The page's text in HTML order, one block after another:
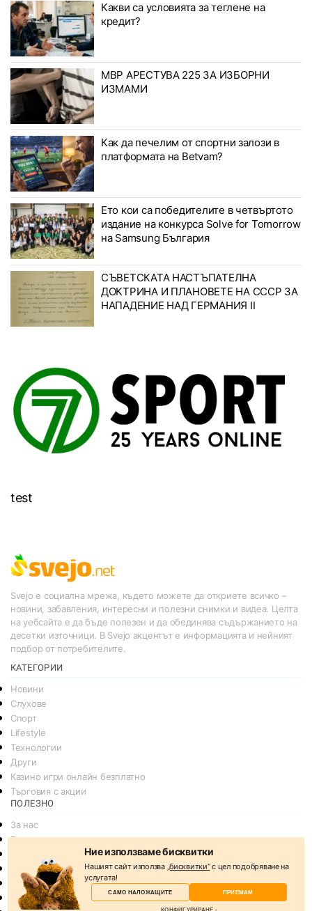
Какви са условията за теглене на
кредит?
МВР АРЕСТУВА 225 ЗА ИЗБОРНИ
ИЗМАМИ
Как да печелим от спортни залози в
платформата на Betvam?
Ето кои са победителите в четвъртото
издание на конкурса Solve for Tomorrow
на Samsung България
СЪВЕТСКАТА НАСТЪПАТЕЛНА
ДОКТРИНА И ПЛАНОВЕТЕ НА СССР ЗА
НАПАДЕНИЕ НАД ГЕРМАНИЯ II
test
Svejo е социална мрежа, където можете да откриете всичко –
новини, забавления, интересни и полезни снимки и видеа. Целта
на уебсайта е да бъде полезен и да обединява съдържанието на
десетки източници. В Svejo акцентът е информацията и нейният
подбор от потребителите.
КАТЕГОРИИ
Новини
Слухове
Спорт
Lifestyle
Технологии
Други
Казино игри онлайн безплатно
Търговия с акции
ПОЛЕЗНО
За нас
Реклама
Условия за споделяне
Политика за поверителснот
Политика на Бисквитките
Ние използваме бисквитки
Нашият сайт използва „бисквитки“с цел подобряване на
услугата!
САМО НАЛОЖАЩИТЕ ПРИЕМАМ
КОНФИГУРИРАНЕ